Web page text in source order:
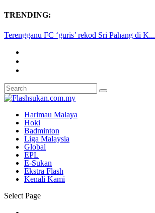
TRENDING:
Terengganu FC ‘guris’ rekod Sri Pahang di K...
Harimau Malaya
Hoki
Badminton
Liga Malaysia
Global
EPL
E-Sukan
Ekstra Flash
Kenali Kami
Select Page